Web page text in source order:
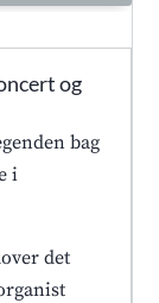
og
bag
i
det